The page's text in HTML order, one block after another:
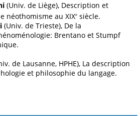
(Univ. de Liège), Description et
néothomisme au XIXe siècle.
(Univ. de Trieste), De la
Brentano et Stumpf
de Lausanne, HPHE), La description
et philosophie du langage.